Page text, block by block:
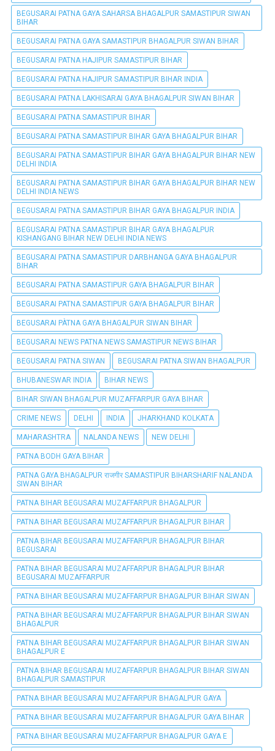
BEGUSARAI PATNA GAYA SAHARSA BHAGALPUR SAMASTIPUR SIWAN
BIHAR
BEGUSARAI PATNA GAYA SAMASTIPUR BHAGALPUR SIWAN BIHAR
BEGUSARAI PATNA HAJIPUR SAMASTIPUR BIHAR
BEGUSARAI PATNA HAJIPUR SAMASTIPUR BIHAR INDIA
BEGUSARAI PATNA LAKHISARAI GAYA BHAGALPUR SIWAN BIHAR
BEGUSARAI PATNA SAMASTIPUR BIHAR
BEGUSARAI PATNA SAMASTIPUR BIHAR GAYA BHAGALPUR BIHAR
BEGUSARAI PATNA SAMASTIPUR BIHAR GAYA BHAGALPUR BIHAR NEW
DELHI INDIA
BEGUSARAI PATNA SAMASTIPUR BIHAR GAYA BHAGALPUR BIHAR NEW
DELHI INDIA NEWS
BEGUSARAI PATNA SAMASTIPUR BIHAR GAYA BHAGALPUR INDIA
BEGUSARAI PATNA SAMASTIPUR BIHAR GAYA BHAGALPUR
KISHANGANG BIHAR NEW DELHI INDIA NEWS
BEGUSARAI PATNA SAMASTIPUR DARBHANGA GAYA BHAGALPUR
BIHAR
BEGUSARAI PATNA SAMASTIPUR GAYA BHAGALPUR BIHAR
BEGUSARAI PATNA SAMASTIPUR GAYA BHAGALPUR BIHAR
BEGUSARAI PÀTNA GAYA BHAGALPUR SIWAN BIHAR
BEGUSARAI NEWS PATNA NEWS SAMASTIPUR NEWS BIHAR
BEGUSARAI PATNA SIWAN BEGUSARAI PATNA SIWAN BHAGALPUR
BHUBANESWAR INDIA BIHAR NEWS
BIHAR SIWAN BHAGALPUR MUZAFFARPUR GAYA BIHAR
CRIME NEWS DELHI INDIA JHARKHAND KOLKATA
MAHARASHTRA NALANDA NEWS NEW DELHI
PATNA BODH GAYA BIHAR
PATNA GAYA BHAGALPUR राजगीर SAMASTIPUR BIHARSHARIF NALANDA
SIWAN BIHAR
PATNA BIHAR BEGUSARAI MUZAFFARPUR BHAGALPUR
PATNA BIHAR BEGUSARAI MUZAFFARPUR BHAGALPUR BIHAR
PATNA BIHAR BEGUSARAI MUZAFFARPUR BHAGALPUR BIHAR
BEGUSARAI
PATNA BIHAR BEGUSARAI MUZAFFARPUR BHAGALPUR BIHAR
BEGUSARAI MUZAFFARPUR
PATNA BIHAR BEGUSARAI MUZAFFARPUR BHAGALPUR BIHAR SIWAN
PATNA BIHAR BEGUSARAI MUZAFFARPUR BHAGALPUR BIHAR SIWAN
BHAGALPUR
PATNA BIHAR BEGUSARAI MUZAFFARPUR BHAGALPUR BIHAR SIWAN
BHAGALPUR E
PATNA BIHAR BEGUSARAI MUZAFFARPUR BHAGALPUR BIHAR SIWAN
BHAGALPUR SAMASTIPUR
PATNA BIHAR BEGUSARAI MUZAFFARPUR BHAGALPUR GAYA
PATNA BIHAR BEGUSARAI MUZAFFARPUR BHAGALPUR GAYA BIHAR
PATNA BIHAR BEGUSARAI MUZAFFARPUR BHAGALPUR GAYA E